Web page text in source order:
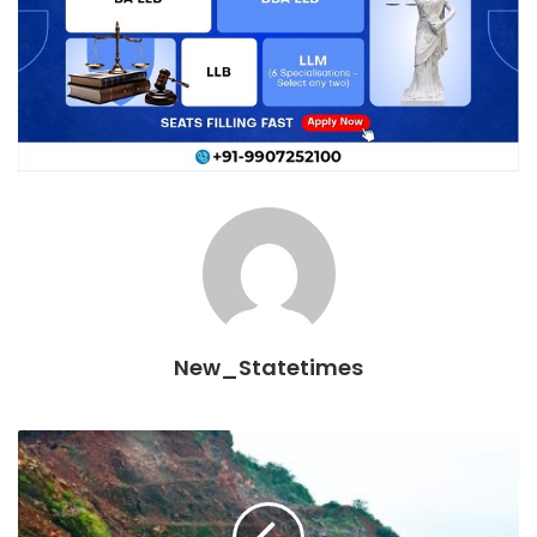
New_Statetimes
एनएमडीसी
ने
पहली
तिमाही